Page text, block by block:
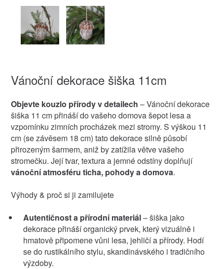
Vánoční dekorace šiška 11cm
Objevte kouzlo přírody v detailech – Vánoční dekorace
šiška 11 cm přináší do vašeho domova šepot lesa a
vzpomínku zimních procházek mezi stromy. S výškou 11
cm (se závěsem 18 cm) tato dekorace silně působí
přirozeným šarmem, aniž by zatížila větve vašeho
stromečku. Její tvar, textura a jemné odstíny doplňují
vánoční atmosféru ticha, pohody a domova.
Výhody & proč si ji zamilujete
Autentičnost a přírodní materiál– šiška jako
dekorace přináší organický prvek, který vizuálně i
hmatově připomene vůni lesa, jehličí a přírody. Hodí
se do rustikálního stylu, skandinávského i tradičního
výzdoby.